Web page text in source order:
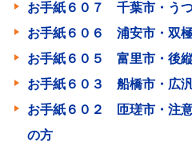
お手紙６０７ 千葉市・う
お手紙６０６ 浦安市・双
お手紙６０５ 富里市・後
お手紙６０３ 船橋市・広
お手紙６０２ 匝瑳市・注
の方